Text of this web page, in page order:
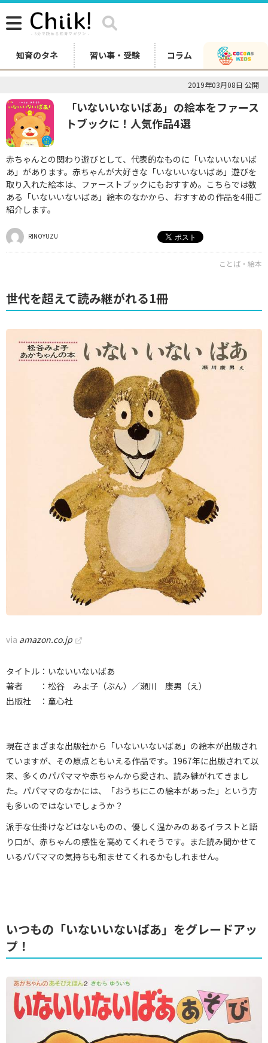
知育のタネ 習い事・受験 コラム
2019年03月08日 公開
「いないいないばあ」の絵本をファース
トブックに！人気作品4選
赤ちゃんとの関わり遊びとして、代表的なものに「いないいないば
あ」があります。赤ちゃんが大好きな「いないいないばあ」遊びを
取り入れた絵本は、ファーストブックにもおすすめ。こちらでは数
ある「いないいないばあ」絵本のなかから、おすすめの作品を4冊ご
紹介します。
RINOYUZU
ことば・絵本
世代を超えて読み継がれる1冊
via amazon.co.jp
タイトル：いないいないばあ
著者 ：松谷 みよ子（ぶん）／瀬川 康男（え）
出版社 ：童心社
現在さまざまな出版社から「いないいないばあ」の絵本が出版され
ていますが、その原点ともいえる作品です。1967年に出版されて以
来、多くのパパママや赤ちゃんから愛され、読み継がれてきまし
た。パパママのなかには、「おうちにこの絵本があった」という方
も多いのではないでしょうか？
派手な仕掛けなどはないものの、優しく温かみのあるイラストと語
り口が、赤ちゃんの感性を高めてくれそうです。また読み聞かせて
いるパパママの気持ちも和ませてくれるかもしれません。
いつもの「いないいないばあ」をグレードアッ
プ！